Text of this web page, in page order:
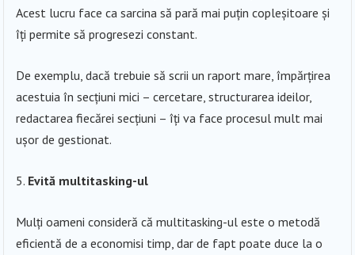
Acest lucru face ca sarcina să pară mai puțin copleșitoare și
îți permite să progresezi constant.
De exemplu, dacă trebuie să scrii un raport mare, împărțirea
acestuia în secțiuni mici – cercetare, structurarea ideilor,
redactarea fiecărei secțiuni – îți va face procesul mult mai
ușor de gestionat.
Evită multitasking-ul
Mulți oameni consideră că multitasking-ul este o metodă
eficientă de a economisi timp, dar de fapt poate duce la o